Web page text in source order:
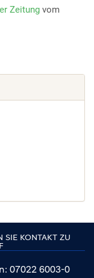
Zeitung vom
SIE KONTAKT ZU
07022 6003-0